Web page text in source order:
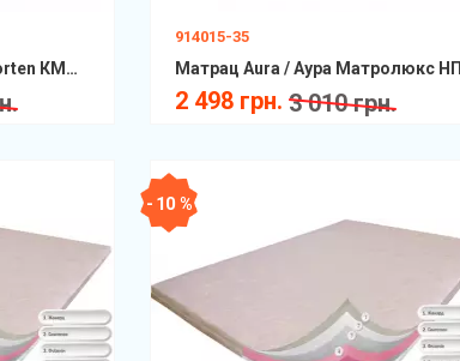
Матрац топер Хортен Horten КММ Scandi
914015-35
Матрац Aura / Аура Матролюкс НП
2 498 грн. 3 010 грн.
- 10 %